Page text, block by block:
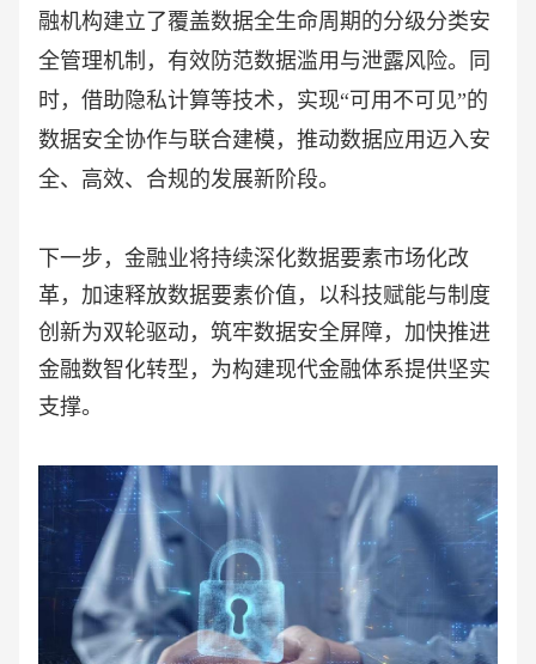
融机构建立了覆盖数据全生命周期的分级分类安
全管理机制，有效防范数据滥用与泄露风险。同
时，借助隐私计算等技术，实现“可用不可见”的
数据安全协作与联合建模，推动数据应用迈入安
全、高效、合规的发展新阶段。
下一步，金融业将持续深化数据要素市场化改
革，加速释放数据要素价值，以科技赋能与制度
创新为双轮驱动，筑牢数据安全屏障，加快推进
金融数智化转型，为构建现代金融体系提供坚实
支撑。